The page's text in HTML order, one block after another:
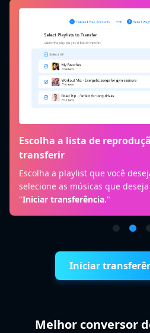
Escolha a lista de
transferir
Escolha a playlist que você
selecione as músicas que
"Iniciar transferência."
Iniciar
Melhor conversor